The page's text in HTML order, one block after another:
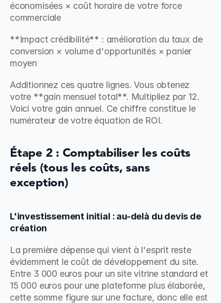
économisées × coût horaire de votre force
commerciale
**Impact crédibilité** : amélioration du taux de
conversion × volume d'opportunités × panier
moyen
Additionnez ces quatre lignes. Vous obtenez
votre **gain mensuel total**. Multipliez par 12.
Voici votre gain annuel. Ce chiffre constitue le
numérateur de votre équation de ROI.
Étape 2 : Comptabiliser les coûts
réels (tous les coûts, sans
exception)
L'investissement initial : au-delà du devis de
création
La première dépense qui vient à l'esprit reste
évidemment le coût de développement du site.
Entre 3 000 euros pour un site vitrine standard et
15 000 euros pour une plateforme plus élaborée,
cette somme figure sur une facture, donc elle est